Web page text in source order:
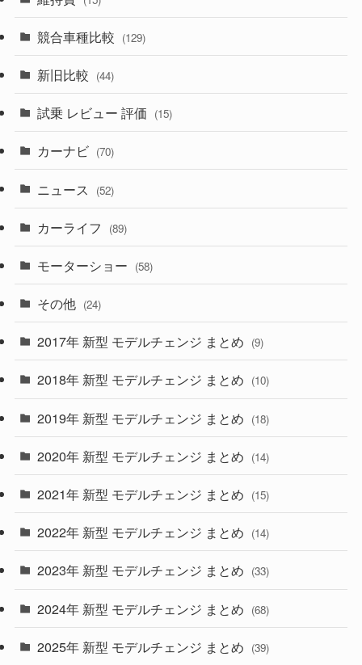
(328)
(194)
(230)
(253)
(85)
(84)
(14)
(222)
(50)
(43)
(6)
(9)
(30)
(27)
(58)
(28)
(27)
(26)
(10)
(35)
(10)
(9)
(22)
(4)
(9)
(3)
(3)
(5)
(1)
(5)
(7)
(5)
競合車種比較 (129)
新旧比較 (44)
試乗 レビュー 評価 (15)
カーナビ (70)
ニュース (52)
カーライフ (89)
モーターショー (58)
その他 (24)
2017年 新型 モデルチェンジ まとめ (9)
2018年 新型 モデルチェンジ まとめ (10)
2019年 新型 モデルチェンジ まとめ (18)
2020年 新型 モデルチェンジ まとめ (14)
2021年 新型 モデルチェンジ まとめ (15)
2022年 新型 モデルチェンジ まとめ (14)
2023年 新型 モデルチェンジ まとめ (33)
2024年 新型 モデルチェンジ まとめ (68)
2025年 新型 モデルチェンジ まとめ (39)